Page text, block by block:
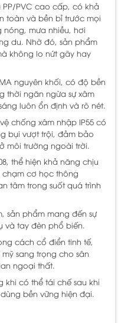
PVC cao cấp, có khả
toàn và bền bỉ trước mọi
nóng, mưa nhiều, hơi
du. Nhờ đó, sản phẩm
không lo nứt gãy hay
nguyên khối, có độ bền
thời ngăn ngừa sự xâm
luôn ổn định và rõ nét.
chống xâm nhập IP55 có
bụi vượt trội, đảm bảo
môi trường ngoài trời.
thể hiện khả năng chịu
cơ học thông
tâm trong suốt quá trình
sản phẩm mang đến sự
và tay đèn phổ biến.
cách cổ điển tinh tế,
sang trọng cho sân
ngoại thất.
khi có thể tái chế sau khi
bền vững hiện đại.